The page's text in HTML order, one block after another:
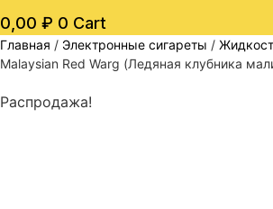
0,00 ₽ 0 Cart
Главная / Электронные сигареты /
Malaysian Red Warg (Ледяная клубника
Распродажа!